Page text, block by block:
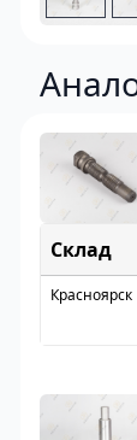
Склад
Красноярск